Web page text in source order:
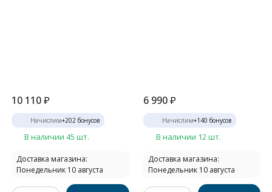
10 110₽
Начислим+202 бонусов
В наличии 45 шт.
Доставка магазина:
Понедельник 10 августа
6 990 ₽
Начислим+140 бонусов
В наличии 12 шт.
Доставка магазина:
Понедельник 10 августа